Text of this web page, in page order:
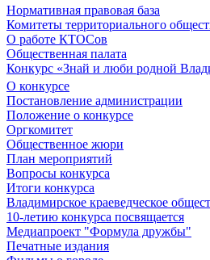
Нормативная правовая база
Комитеты территориального
О работе КТОСов
Общественная палата
Конкурс «Знай и люби родной
О конкурсе
Постановление администрации
Положение о конкурсе
Оргкомитет
Общественное жюри
План мероприятий
Вопросы конкурса
Итоги конкурса
Владимирское краеведческое
10-летию конкурса посвящается
Медиапроект "Формула дружбы"
Печатные издания